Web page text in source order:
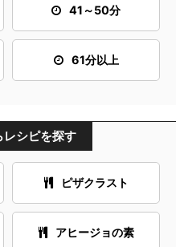
41～50分
61分以上
レシピを探す
ピザクラスト
アヒージョの素